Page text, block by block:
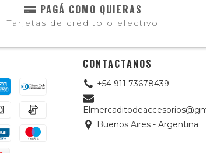
PAGÁ COMO QUIERAS
Tarjetas de crédito o efectivo
CONTACTANOS
+54 911 73678439
Buenos Aires - Argentina